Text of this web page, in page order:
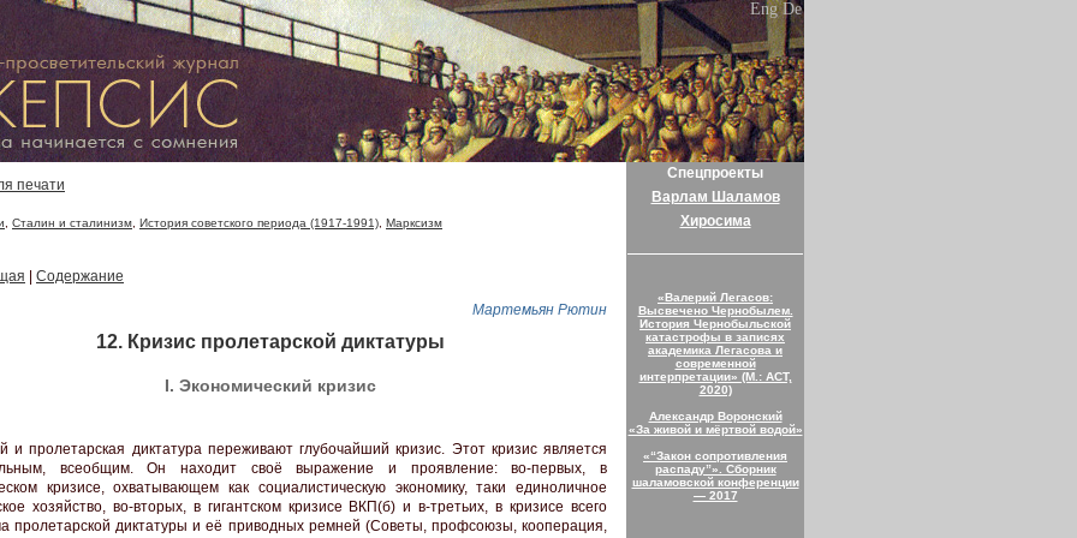
Eng De
печати
Сталин и сталинизм История советского периода (1917-1991) Марксизм
Содержание
Мартемьян Рютин
12. Кризис пролетарской диктатуры
I. Экономический кризис
и пролетарская диктатура переживают глубочайший кризис. Этот кризис является
всеобщим. Он находит своё выражение и проявление: во-первых, в
кризисе, охватывающем как социалистическую экономику, таки единоличное
хозяйство, во-вторых, в гигантском кризисе ВКП(б) и в-третьих, в кризисе всего
пролетарской диктатуры и её приводных ремней (Советы, профсоюзы, кооперация,
Спецпроекты
Варлам Шаламов
Хиросима
«Валерий Легасов:
Высвечено Чернобылем.
История Чернобыльской
катастрофы в записях
академика Легасова и
современной
интерпретации» (М.: АСТ,
2020)
Александр Воронский
«За живой и мёртвой водой»
«“Закон сопротивления
распаду”». Сборник
шаламовской конференции
— 2017